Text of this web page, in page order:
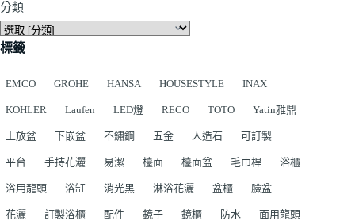
分類
標籤
EMCO GROHE HANSA HOUSESTYLE INAX
KOHLER Laufen LED燈 RECO TOTO Yatin雅鼎
上放盆 下嵌盆 不鏽鋼 五金 人造石 可訂製
平台 手持花灑 易潔 檯面 檯面盆 毛巾桿 浴櫃
浴用龍頭 浴缸 消光黑 淋浴花灑 盆櫃 臉盆
花灑 訂製浴櫃 配件 鏡子 鏡櫃 防水 面用龍頭